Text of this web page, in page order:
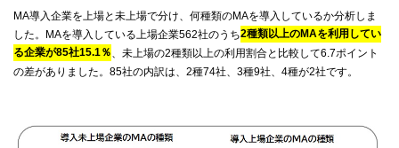
MA導入企業を上場と未上場で分け、何種類のMAを導入しているか分析しま
した。MAを導入している上場企業562社のうち2種類以上のMAを利用してい
る企業が85社15.1％ 、未上場の2種類以上の利用割合と比較して6.7ポイント
の差がありました。85社の内訳は、2種74社、3種9社、4種が2社です。